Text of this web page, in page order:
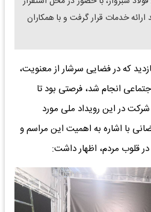
خدمات قرار گرفت و با همکاران
که در فضایی سرشار از معنویت،
انجام شد، فرصتی بود تا
در این رویداد ملی مورد
با اشاره به اهمیت این مراسم و
در قلوب مردم، اظهار داشت: